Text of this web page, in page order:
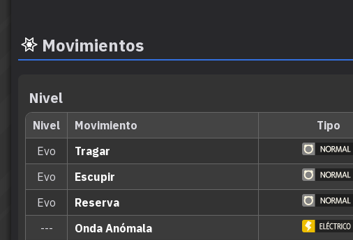
Movimientos
Nivel
Nivel Movimiento Tipo
Evo
Tragar
Evo
Escupir
Evo
Reserva
---
Onda Anómala